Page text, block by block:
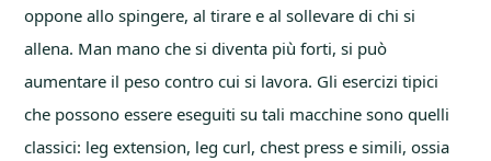
oppone allo spingere, al tirare e al sollevare di chi si
allena. Man mano che si diventa più forti, si può
aumentare il peso contro cui si lavora. Gli esercizi tipici
che possono essere eseguiti su tali macchine sono quelli
classici: leg extension, leg curl, chest press e simili, ossia